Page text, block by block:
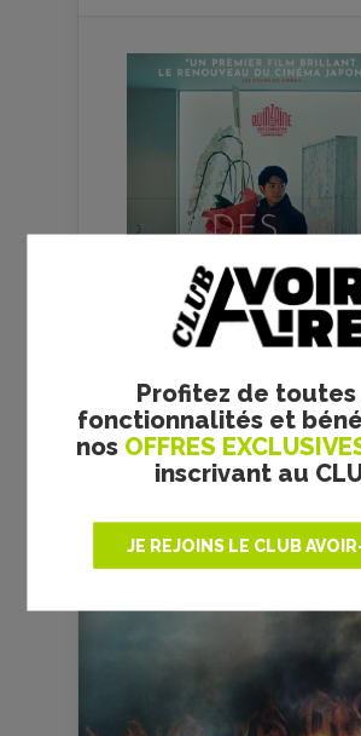
Profitez de toutes
fonctionnalités et
nos OFFRES
inscrivant au
JE REJOINS LE CLUB
FILMS